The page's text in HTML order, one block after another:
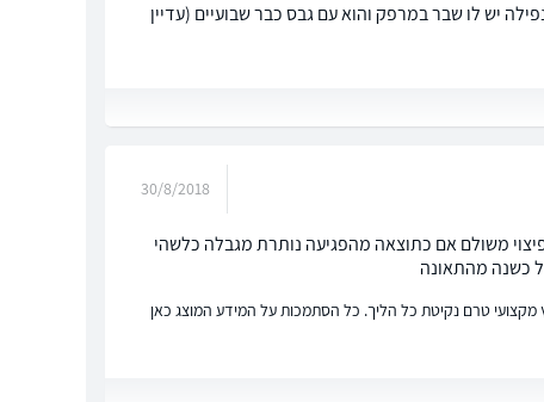
יש לו שבר במרפק והוא עם גבס כבר שבועיים (עדיין
30/8/2018
משולם אם כתוצאה מהפגיעה נותרת מגבלה כלשהי
כשנה מהתאונה
מקצועי טרם נקיטת כל הליך. כל הסתמכות על המידע המוצג כאן